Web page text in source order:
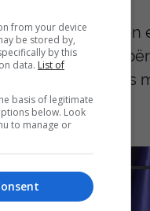
në
e planit
Serbisë, sipas
/
from your device
be stored by,
by this
data. List of
basis of legitimate
below. Look
to manage or